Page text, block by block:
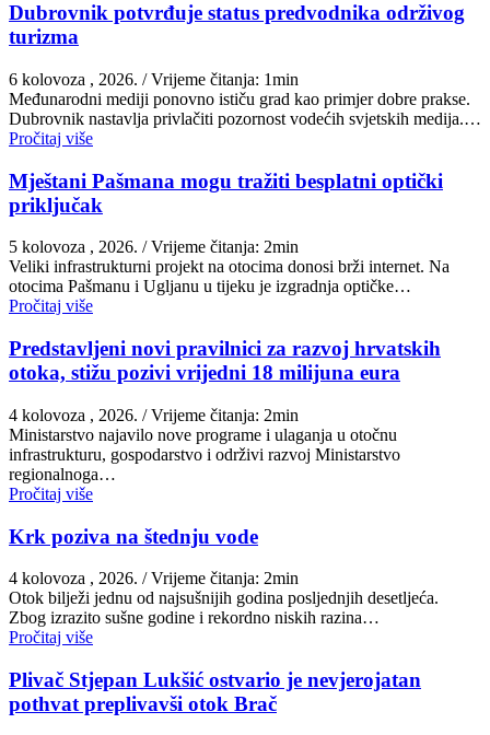
Dubrovnik potvrđuje status predvodnika održivog
turizma
6 kolovoza , 2026. / Vrijeme čitanja: 1min
Međunarodni mediji ponovno ističu grad kao primjer dobre prakse.
Dubrovnik nastavlja privlačiti pozornost vodećih svjetskih medija.…
Pročitaj više
Mještani Pašmana mogu tražiti besplatni optički
priključak
5 kolovoza , 2026. / Vrijeme čitanja: 2min
Veliki infrastrukturni projekt na otocima donosi brži internet. Na
otocima Pašmanu i Ugljanu u tijeku je izgradnja optičke…
Pročitaj više
Predstavljeni novi pravilnici za razvoj hrvatskih
otoka, stižu pozivi vrijedni 18 milijuna eura
4 kolovoza , 2026. / Vrijeme čitanja: 2min
Ministarstvo najavilo nove programe i ulaganja u otočnu
infrastrukturu, gospodarstvo i održivi razvoj Ministarstvo
regionalnoga…
Pročitaj više
Krk poziva na štednju vode
4 kolovoza , 2026. / Vrijeme čitanja: 2min
Otok bilježi jednu od najsušnijih godina posljednjih desetljeća.
Zbog izrazito sušne godine i rekordno niskih razina…
Pročitaj više
Plivač Stjepan Lukšić ostvario je nevjerojatan
pothvat preplivavši otok Brač